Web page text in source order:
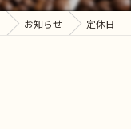
お知らせ 定休日